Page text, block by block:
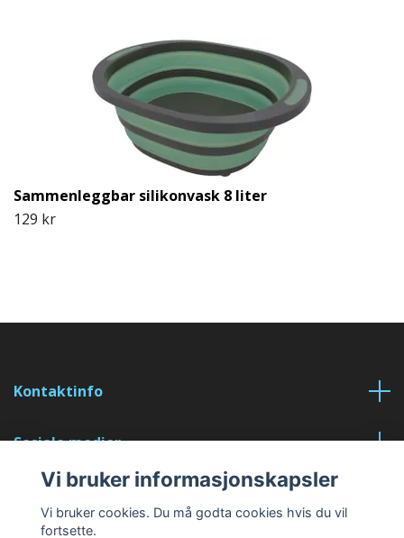
Sammenleggbar silikonvask 8 liter
129 kr
Kontaktinfo
Sosiale medier
Vi bruker informasjonskapsler
Vi bruker cookies. Du må godta cookies hvis du vil
fortsette.